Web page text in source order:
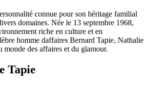
connue pour son héritage familial
domaines. Née le 13 septembre 1968,
riche en culture et en
homme daffaires Bernard Tapie, Nathalie
monde des affaires et du glamour.
Tapie